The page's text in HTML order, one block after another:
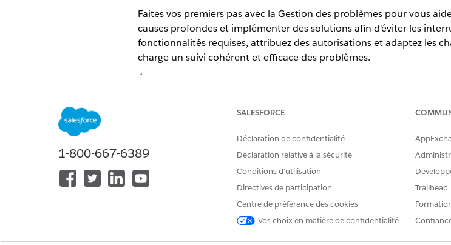
Faites vos premiers pas avec la Gestion des problèmes pour vous
causes profondes et implémenter des solutions afin d'éviter les
fonctionnalités requises, attribuez des autorisations et adaptez les
charge un suivi cohérent et efficace des problèmes.
ÉDITIONS REQUISES
Disponible avec : Lightning Experience
Activation des fonctionnalités de Gestion des problèmes
Activez dans votre organisation les paramètres qui activent la Gestion
Ensembles d'autorisations Gestion des problèmes pour les services
fonctionnalités de Gestion des problèmes. Découvrez quelles licences
1-800-667-6389
SALESFORCE
Déclaration de confidentialité
Déclaration relative à la sécurité
Conditions d’utilisation
Directives de participation
Centre de préférence des cookies
Vos choix en matière de confidentialité
Trailhead